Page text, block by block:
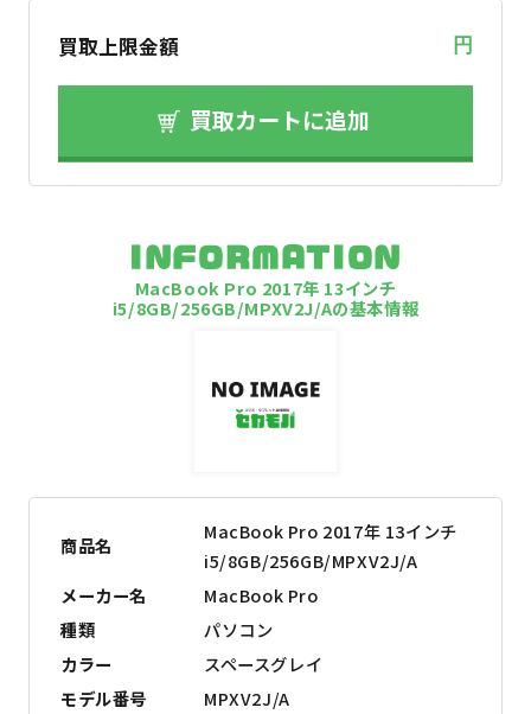
買取上限金額 円
買取カートに追加
INFORMATION
MacBook Pro 2017年 13インチ
i5/8GB/256GB/MPXV2J/Aの基本情報
商品名
MacBook Pro 2017年 13インチ
i5/8GB/256GB/MPXV2J/A
メーカー名
MacBook Pro
種類
パソコン
カラー
スペースグレイ
モデル番号
MPXV2J/A